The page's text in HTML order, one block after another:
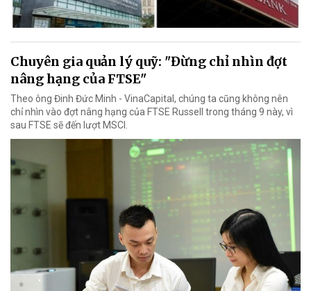
Chuyên gia quản lý quỹ: "Đừng chỉ nhìn đợt
nâng hạng của FTSE"
Theo ông Đinh Đức Minh - VinaCapital, chúng ta cũng không nên
chỉ nhìn vào đợt nâng hạng của FTSE Russell trong tháng 9 này, vì
sau FTSE sẽ đến lượt MSCI.